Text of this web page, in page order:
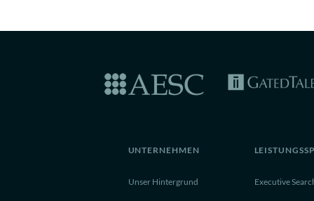
UNTERNEHMEN
Unser Hintergrund Executive